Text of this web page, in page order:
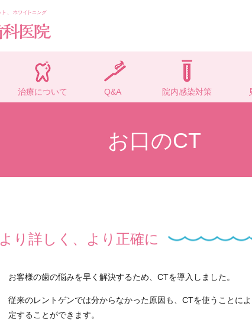
治療について Q&A 院内感染対策
お口のCT
より詳しく、より正確に
お客様の歯の悩みを早く解決するため、CTを導入しました。
従来のレントゲンでは分からなかった原因も、CTを使うことに
定することができます。